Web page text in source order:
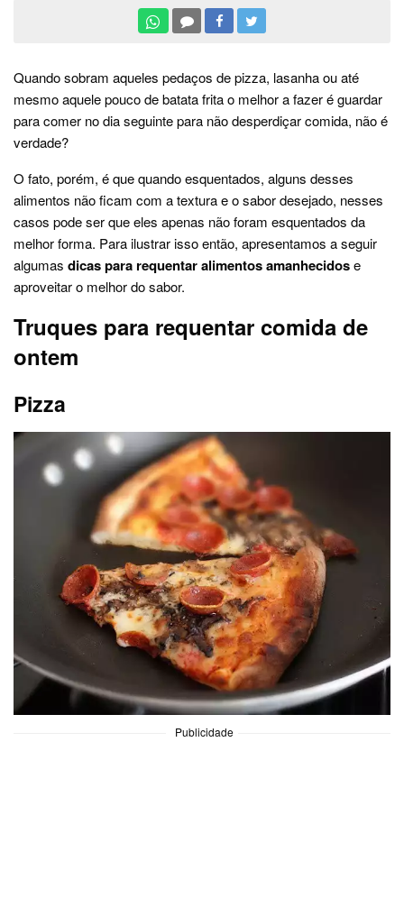
Quando sobram aqueles pedaços de pizza, lasanha ou até
mesmo aquele pouco de batata frita o melhor a fazer é guardar
para comer no dia seguinte para não desperdiçar comida, não é
verdade?
O fato, porém, é que quando esquentados, alguns desses
alimentos não ficam com a textura e o sabor desejado, nesses
casos pode ser que eles apenas não foram esquentados da
melhor forma. Para ilustrar isso então, apresentamos a seguir
algumas dicas para requentar alimentos amanhecidose
aproveitar o melhor do sabor.
Truques para requentar comida de
ontem
Pizza
Publicidade